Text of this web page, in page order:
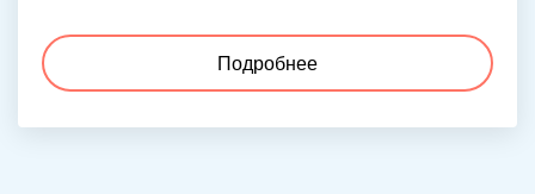
Подробнее